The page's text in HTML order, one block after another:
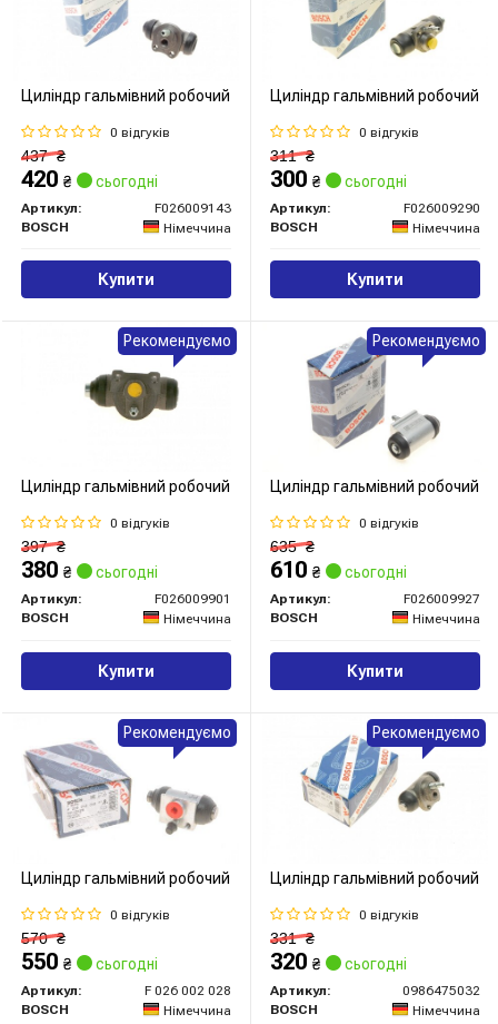
Циліндр гальмівний робочий
0 відгуків
437₴
420 ₴ сьогодні
Артикул:
F026009143
BOSCH
Німеччина
Купити
Циліндр гальмівний робочий
0 відгуків
311₴
300 ₴ сьогодні
Артикул:
F026009290
BOSCH
Німеччина
Купити
Циліндр гальмівний робочий
0 відгуків
397₴
380 ₴ сьогодні
Артикул:
F026009901
BOSCH
Німеччина
Купити
Рекомендуємо
Циліндр гальмівний робочий
0 відгуків
635₴
610 ₴ сьогодні
Артикул:
F026009927
BOSCH
Німеччина
Купити
Рекомендуємо
Циліндр гальмівний робочий
0 відгуків
570₴
550 ₴ сьогодні
Артикул:
F 026 002 028
BOSCH
Німеччина
Рекомендуємо
Циліндр гальмівний робочий
0 відгуків
331₴
320 ₴ сьогодні
Артикул:
0986475032
BOSCH
Німеччина
Рекомендуємо